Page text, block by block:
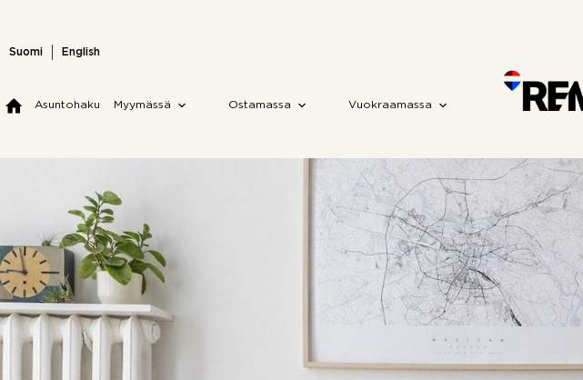
content
Suomi English
Asuntohaku Myymässä Ostamassa Vuokraamassa